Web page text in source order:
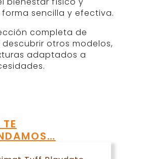
sencilla y efectiva.
completa de
otros modelos,
adaptados a